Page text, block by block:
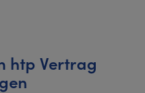
htp Vertrag